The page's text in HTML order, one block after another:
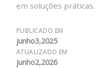
em soluções práticas.
PUBLICADO EM
junho3,2025
ATUALIZADO EM
junho2,2026